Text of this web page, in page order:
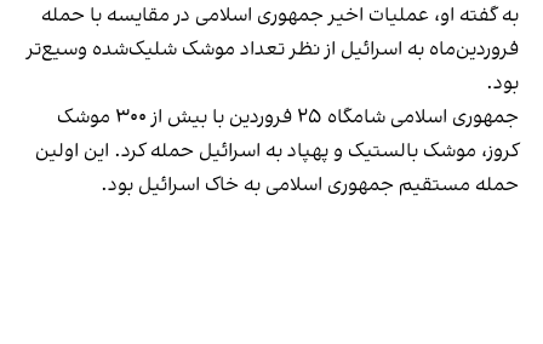
به گفته او، عملیات اخیر جمهوری اسلامی در مقایسه با حمله
فروردین‌ماه به اسرائیل از نظر تعداد موشک شلیک‌شده وسیع‌تر
بود.
جمهوری اسلامی شامگاه ۲۵ فروردین با بیش از ۳۰۰ موشک
کروز، موشک بالستیک و پهپاد به اسرائیل حمله کرد. این اولین
حمله مستقیم جمهوری اسلامی به خاک اسرائیل بود.